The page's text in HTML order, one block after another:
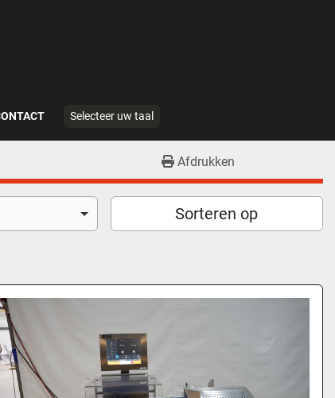
CONTACT Selecteer uw taal
Afdrukken
Sorteren op